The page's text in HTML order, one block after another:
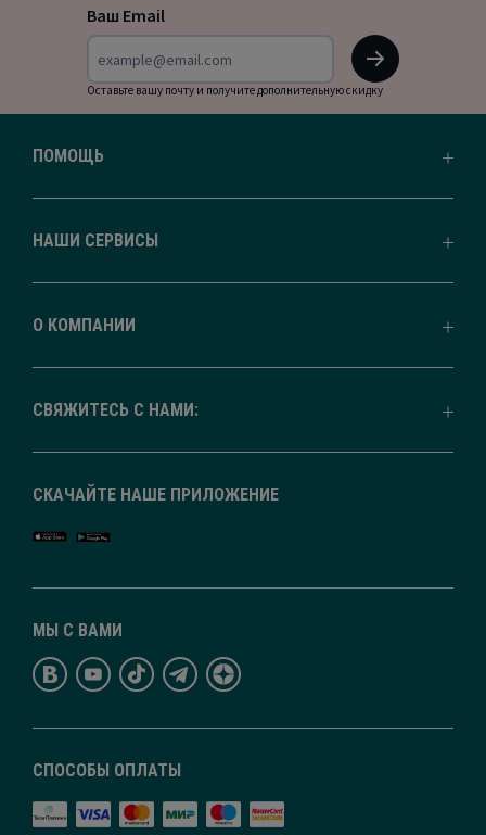
Ваш Email
OK
Оставьте вашу почту и получите дополнительную скидку
ПОМОЩЬ
НАШИ СЕРВИСЫ
О КОМПАНИИ
СВЯЖИТЕСЬ С НАМИ:
СПОСОБЫ ОПЛАТЫ
МЫ С ВАМИ
СКАЧАЙТЕ НАШЕ ПРИЛОЖЕНИЕ